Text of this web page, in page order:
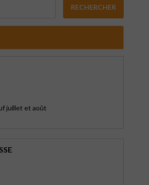
RECHERCHER
juillet et août